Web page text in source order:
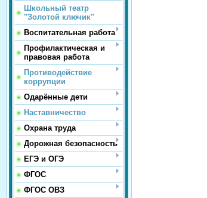
Школьный театр
"Золотой ключик"
Воспитательная работа
Профилактическая и
правовая работа
Противодействие
коррупции
Одарённые дети
Наставничество
Охрана труда
Дорожная безопасность
ЕГЭ и ОГЭ
ФГОС
ФГОС ОВЗ